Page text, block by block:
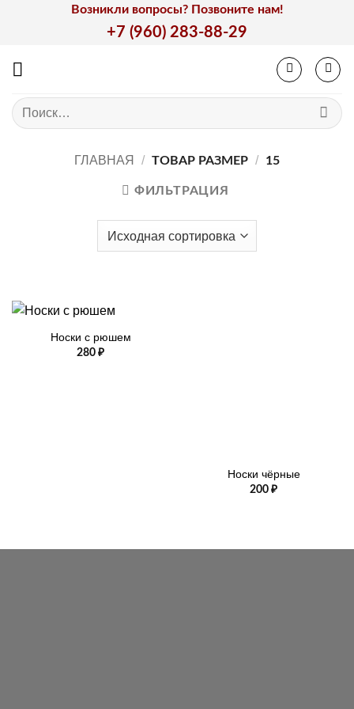
Возникли вопросы? Позвоните нам!
+7 (960) 283-88-29
Искать:
ГЛАВНАЯ / ТОВАР РАЗМЕР / 15
ФИЛЬТРАЦИЯ
Носки с рюшем
280 ₽
Носки чёрные
200 ₽